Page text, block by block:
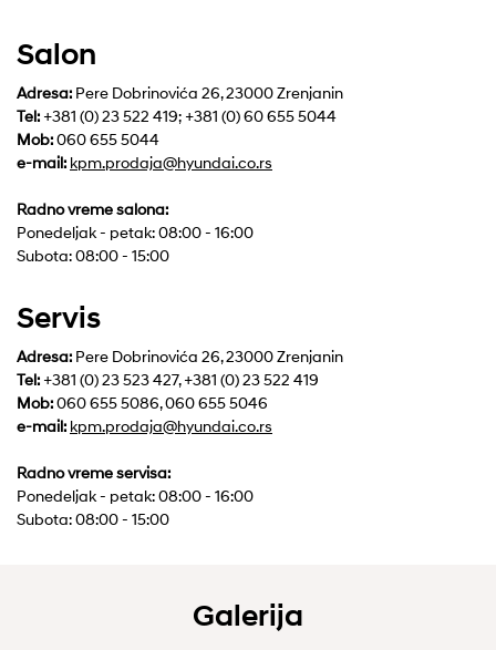
Salon
Adresa: Pere Dobrinovića 26, 23000 Zrenjanin
Tel: +381 (0) 23 522 419; +381 (0) 60 655 5044
Mob:060 655 5044
e-mail:
Radno vreme salona:
Ponedeljak - petak: 08:00 - 16:00
Subota: 08:00 - 15:00
Servis
Adresa: Pere Dobrinovića 26, 23000 Zrenjanin
Tel: +381 (0) 23 523 427, +381 (0) 23 522 419
Mob:060 655 5086, 060 655 5046
e-mail:
Radno vreme servisa:
Ponedeljak - petak: 08:00 - 16:00
Subota: 08:00 - 15:00
Galerija